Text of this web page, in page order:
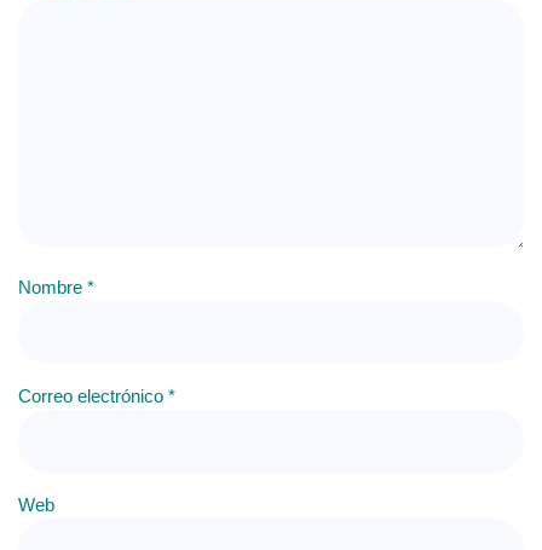
Nombre *
Correo electrónico *
Web